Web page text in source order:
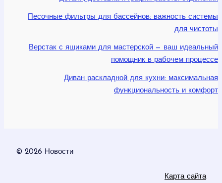
Песочные фильтры для бассейнов: важность системы
для чистоты
Верстак с ящиками для мастерской — ваш идеальный
помощник в рабочем процессе
Диван раскладной для кухни: максимальная
функциональность и комфорт
© 2026 Новости
Карта сайта